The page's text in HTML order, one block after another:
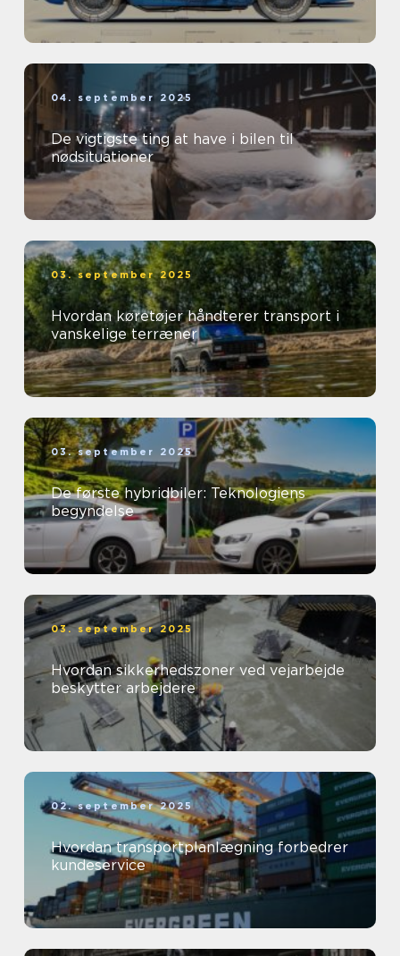
04. september 2025
De vigtigste ting at have i bilen til
nødsituationer
03. september 2025
Hvordan køretøjer håndterer transport i
vanskelige terræner
03. september 2025
De første hybridbiler: Teknologiens
begyndelse
03. september 2025
Hvordan sikkerhedszoner ved vejarbejde
beskytter arbejdere
02. september 2025
Hvordan transportplanlægning forbedrer
kundeservice